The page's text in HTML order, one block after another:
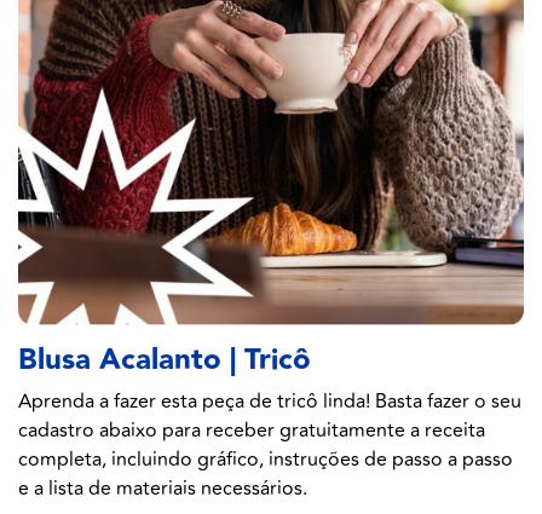
Blusa Acalanto | Tricô
Aprenda a fazer esta peça de tricô linda! Basta fazer o seu
cadastro abaixo para receber gratuitamente a receita
completa, incluindo gráfico, instruções de passo a passo
e a lista de materiais necessários.